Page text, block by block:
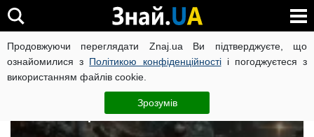
Продовжуючи переглядати Znaj.ua Ви підтверджуєте, що
ознайомилися з Політикою конфіденційностіі погоджуєтеся з
використанням файлів cookie.
Зрозумів
ВІЙНА РОСІЇ ПРОТИ УКРАЇНИ КОРОНАВІРУС В УКРАЇНІ
Бета Gears of War: E-Day
безкоштовно: Game Pass назвав 12
новинок серпня